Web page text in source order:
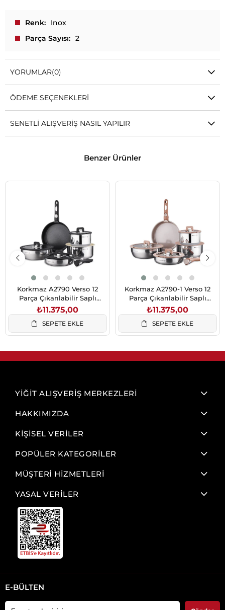
Renk
Inox
Parça Sayısı
2
YORUMLAR(0)
ÖDEME SEÇENEKLERI
SENETLI ALIŞVERIŞ NASIL YAPILIR
Benzer Ürünler
Korkmaz A2790 Verso 12
Parça Çıkarılabilir Saplı
Tencere ve Tava Seti Siyah
₺11.375,00
SEPETE EKLE
Korkmaz A2790-1 Verso 12
Parça Çıkarılabilir Saplı
Tencere Seti Mocha
₺11.375,00
SEPETE EKLE
YİĞİT ALIŞVERİŞ MERKEZLERİ
HAKKIMIZDA
KİŞİSEL VERİLER
POPÜLER KATEGORİLER
MÜŞTERİ HİZMETLERİ
YASAL VERİLER
E-BÜLTEN